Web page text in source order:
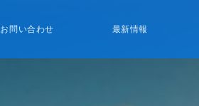
お問い合わせ 最新情報